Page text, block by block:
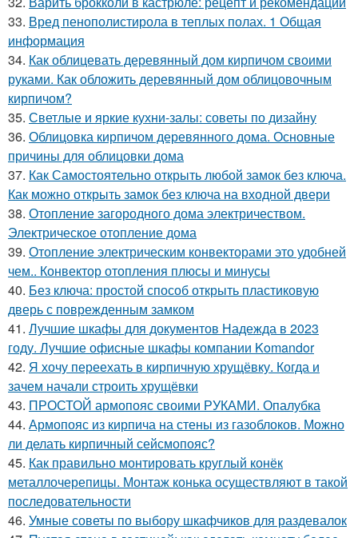
33. Вред пенополистирола в теплых полах. 1 Общая
информация
34. Как облицевать деревянный дом кирпичом своими
руками. Как обложить деревянный дом облицовочным
кирпичом?
35. Светлые и яркие кухни-залы: советы по дизайну
36. Облицовка кирпичом деревянного дома. Основные
причины для облицовки дома
37. Как Самостоятельно открыть любой замок без ключа.
Как можно открыть замок без ключа на входной двери
38. Отопление загородного дома электричеством.
Электрическое отопление дома
39. Отопление электрическим конвекторами это удобней
чем.. Конвектор отопления плюсы и минусы
40. Без ключа: простой способ открыть пластиковую
дверь с поврежденным замком
41. Лучшие шкафы для документов Надежда в 2023
году. Лучшие офисные шкафы компании Komandor
42. Я хочу переехать в кирпичную хрущёвку. Когда и
зачем начали строить хрущёвки
43. ПРОСТОЙ армопояс своими РУКАМИ. Опалубка
44. Армопояс из кирпича на стены из газоблоков. Можно
ли делать кирпичный сейсмопояс?
45. Как правильно монтировать круглый конёк
металлочерепицы. Монтаж конька осуществляют в такой
последовательности
46. Умные советы по выбору шкафчиков для раздевалок